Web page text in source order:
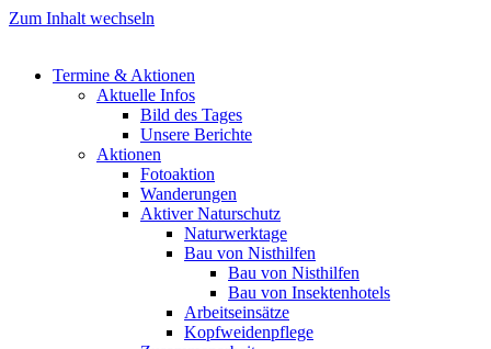
Zum Inhalt wechseln
Termine & Aktionen
Aktuelle Infos
Bild des Tages
Unsere Berichte
Aktionen
Fotoaktion
Wanderungen
Aktiver Naturschutz
Naturwerktage
Bau von Nisthilfen
Bau von Nisthilfen
Bau von Insektenhotels
Arbeitseinsätze
Kopfweidenpflege